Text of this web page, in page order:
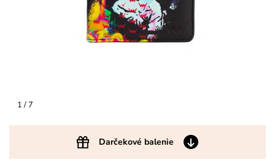
1/ 7
Darčekové balenie